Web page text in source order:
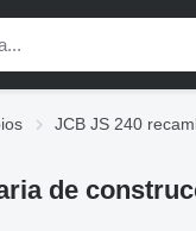
JCB JS 240
de